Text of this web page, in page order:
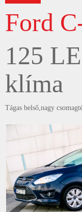
Ford
125
klíma
Tágas belső,nagy